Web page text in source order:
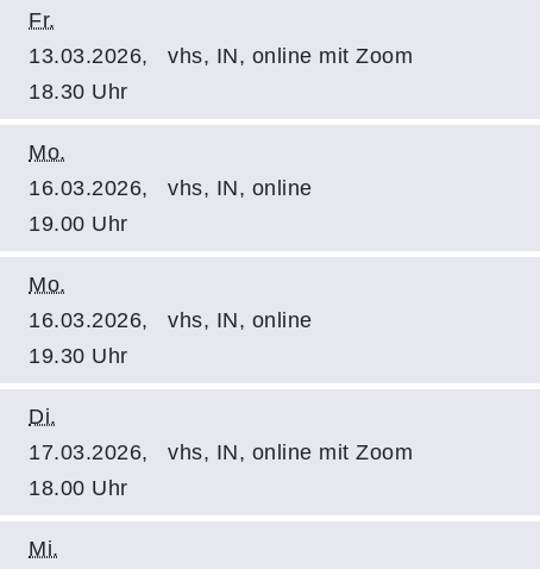
Fr.
13.03.2026,
18.30 Uhr
vhs, IN, online mit Zoom
Mo.
16.03.2026,
19.00 Uhr
vhs, IN, online
Mo.
16.03.2026,
19.30 Uhr
vhs, IN, online
Di.
17.03.2026,
18.00 Uhr
vhs, IN, online mit Zoom
Mi.